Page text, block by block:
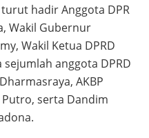
hadir Anggota DPR
Wakil Gubernur
Wakil Ketua DPRD
anggota DPRD
AKBP
serta Dandim